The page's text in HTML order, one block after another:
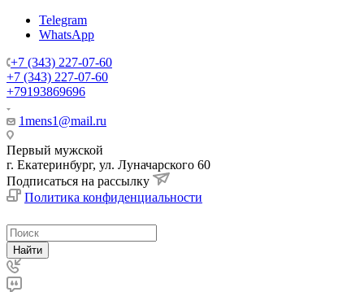
Telegram
WhatsApp
+7 (343) 227-07-60
+7 (343) 227-07-60
+79193869696
1mens1@mail.ru
Первый мужской
г. Екатеринбург, ул. Луначарского 60
Подписаться на рассылку
Политика конфиденциальности
Найти